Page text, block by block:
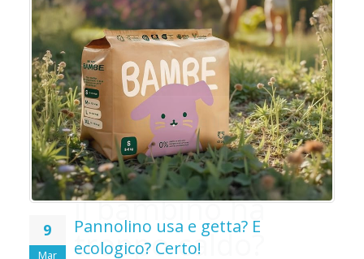
9
Mar
Pannolino usa e getta? E
ecologico? Certo!